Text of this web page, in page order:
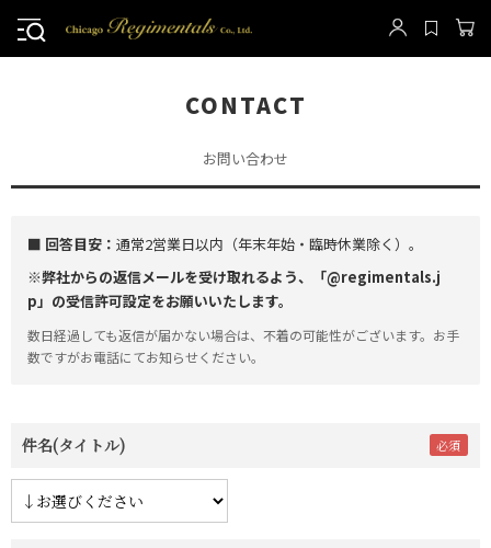
CONTACT
お問い合わせ
■ 回答目安： 通常2営業日以内（年末年始・臨時休業除く）。
※弊社からの返信メールを受け取れるよう、「@regimentals.j
p」の受信許可設定をお願いいたします。
数日経過しても返信が届かない場合は、不着の可能性がございます。お手
数ですがお電話にてお知らせください。
件名(タイトル)